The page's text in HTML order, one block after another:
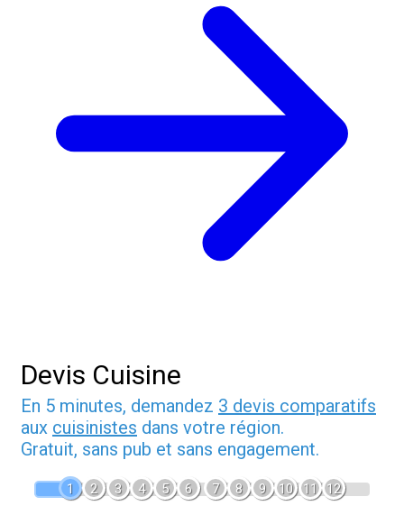
Devis Cuisine
En 5 minutes, demandez 3 devis comparatifs
aux cuisinistes dans votre région.
Gratuit, sans pub et sans engagement.
1 2 3 4 5 6 7 8 9 10 11 12